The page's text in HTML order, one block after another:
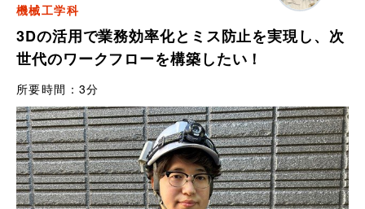
機械工学科
3Dの活用で業務効率化とミス防止を実現し、次
世代のワークフローを構築したい！
所要時間： 3分